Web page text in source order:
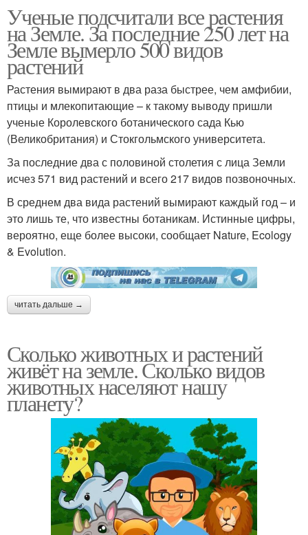
Ученые подсчитали все растения
на Земле. За последние 250 лет на
Земле вымерло 500 видов
растений
Растения вымирают в два раза быстрее, чем амфибии,
птицы и млекопитающие – к такому выводу пришли
ученые Королевского ботанического сада Кью
(Великобритания) и Стокгольмского университета.
За последние два с половиной столетия с лица Земли
исчез 571 вид растений и всего 217 видов позвоночных.
В среднем два вида растений вымирают каждый год – и
это лишь те, что известны ботаникам. Истинные цифры,
вероятно, еще более высоки, сообщает Nature, Ecology
& Evolution.
читать дальше →
Сколько животных и растений
живёт на земле. Сколько видов
животных населяют нашу
планету?